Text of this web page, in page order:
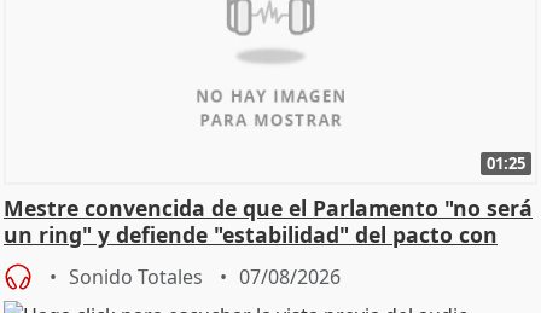
01:25
Mestre convencida de que el Parlamento "no será
un ring" y defiende "estabilidad" del pacto con
Vox
Sonido Totales 07/08/2026